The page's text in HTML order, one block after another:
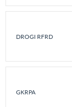
DROGI RFRD
GKRPA